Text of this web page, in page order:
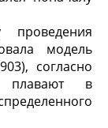
модель
согласно
плавают в